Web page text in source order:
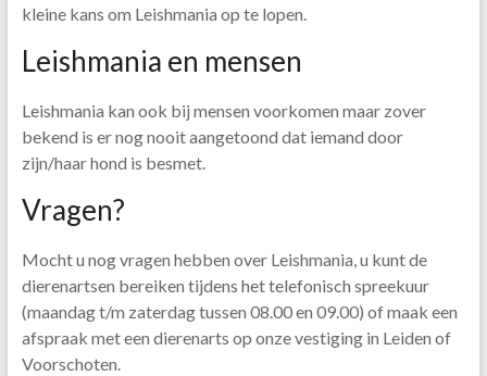
kleine kans om Leishmania op te lopen.
Leishmania en mensen
Leishmania kan ook bij mensen voorkomen maar zover
bekend is er nog nooit aangetoond dat iemand door
zijn/haar hond is besmet.
Vragen?
Mocht u nog vragen hebben over Leishmania, u kunt de
dierenartsen bereiken tijdens het telefonisch spreekuur
(maandag t/m zaterdag tussen 08.00 en 09.00) of maak een
afspraak met een dierenarts op onze vestiging in Leiden of
Voorschoten.